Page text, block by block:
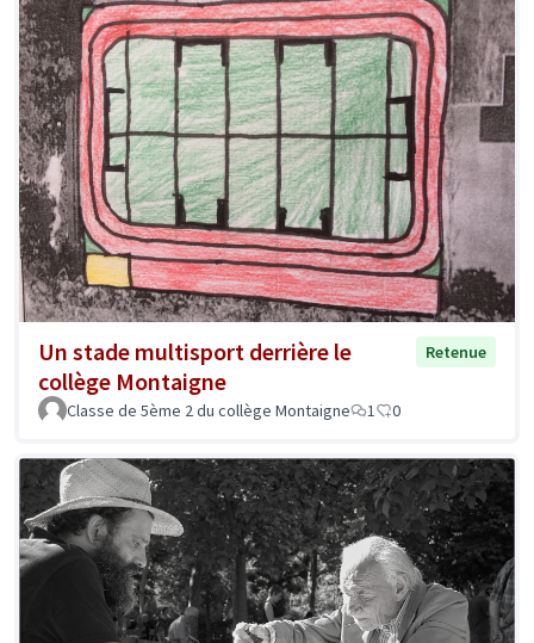
Un stade multisport derrière le
collège Montaigne
Retenue
Classe de 5ème 2 du collège Montaigne 1 0